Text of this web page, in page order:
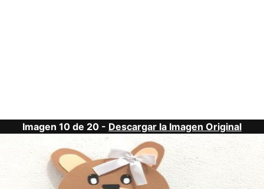
Imagen 10 de 20 - Descargar la Imagen Original